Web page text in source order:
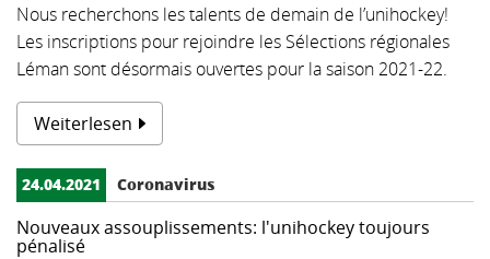
Nous recherchons les talents de demain de l’unihockey!
Les inscriptions pour rejoindre les Sélections régionales
Léman sont désormais ouvertes pour la saison 2021-22.
Weiterlesen
24.04.2021 Coronavirus
Nouveaux assouplissements: l'unihockey toujours
pénalisé